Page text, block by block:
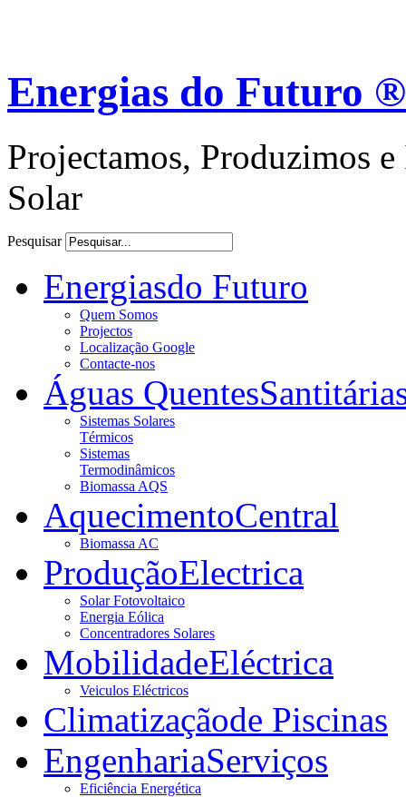
Energias do Futuro ®
Projectamos, Produzimos
Solar
Pesquisar
Energiasdo Futuro
Quem Somos
Projectos
Localização Google
Contacte-nos
Águas Quentes
Sistemas Solares
Térmicos
Sistemas
Termodinâmicos
Biomassa AQS
AquecimentoCentral
Biomassa AC
ProduçãoElectrica
Solar Fotovoltaico
Energia Eólica
Concentradores Solares
MobilidadeEléctrica
Veiculos Eléctricos
Climatizaçãode Piscinas
EngenhariaServiços
Eficiência Energética